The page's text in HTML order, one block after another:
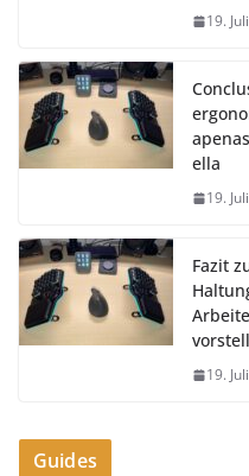
19.
ella
19.
Fazit
19.
Guides